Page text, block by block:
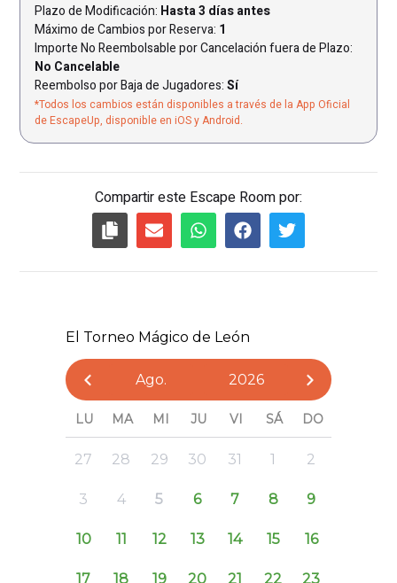
Plazo de Modificación: Hasta 3 días antes
Máximo de Cambios por Reserva: 1
Importe No Reembolsable por Cancelación fuera de Plazo:
No Cancelable
Reembolso por Baja de Jugadores: Sí
*Todos los cambios están disponibles a través de la App Oficial
de EscapeUp, disponible en iOS y Android.
Compartir este Escape Room por: